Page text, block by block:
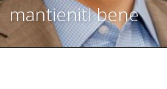
mantieniti bene